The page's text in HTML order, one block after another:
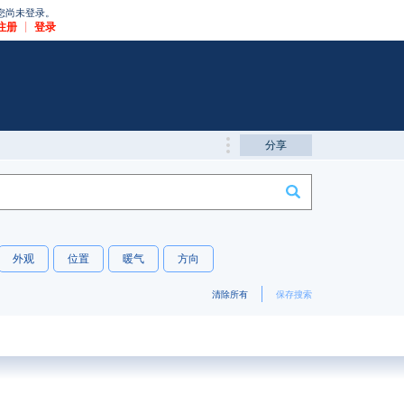
分享
外观 位置 暖气 方向
清除所有 保存搜索
尚未登录。
册 | 登录